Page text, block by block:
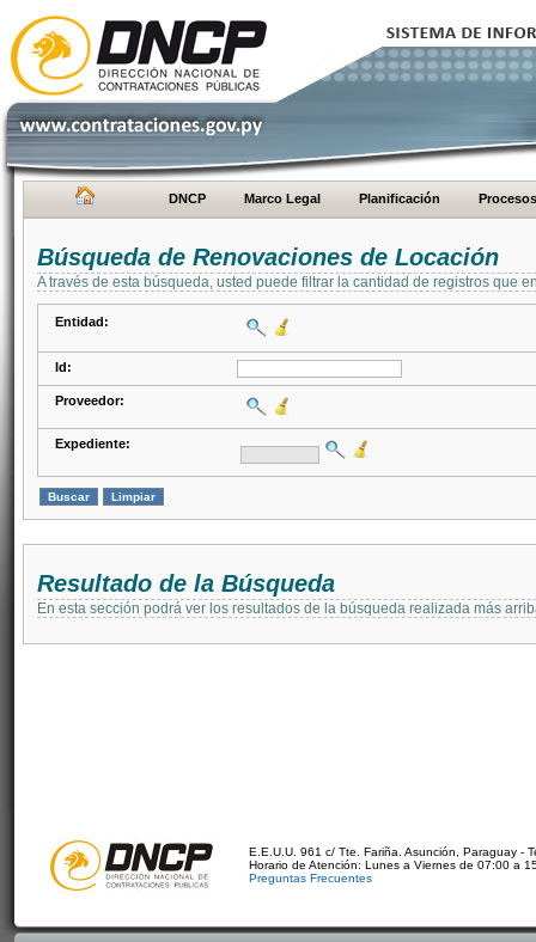
DNCP Marco Legal Planificación Procesos
Búsqueda de Renovaciones de Locación
A través de esta búsqueda, usted puede filtrar la cantidad de registros que
Entidad:
Id:
Proveedor:
Expediente:
Resultado de la Búsqueda
En esta sección podrá ver los resultados de la búsqueda realizada más
E.E.U.U. 961 c/ Tte. Fariña. Asunción, Paraguay -
Horario de Atención: Lunes a Viernes de 07:00 a
Preguntas Frecuentes